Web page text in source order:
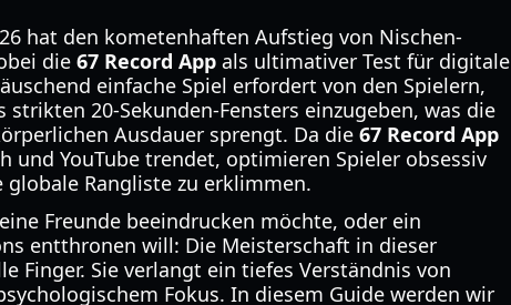
hat den kometenhaften Aufstieg von Nischen-
die 67 Record App als ultimativer Test für digitale
einfache Spiel erfordert von den Spielern,
20-Sekunden-Fensters einzugeben, was die
Ausdauer sprengt. Da die 67 Record App
YouTube trendet, optimieren Spieler obsessiv
Rangliste zu erklimmen.
Freunde beeindrucken möchte, oder ein
entthronen will: Die Meisterschaft in dieser
Finger. Sie verlangt ein tiefes Verständnis von
Fokus. In diesem Guide werden wir